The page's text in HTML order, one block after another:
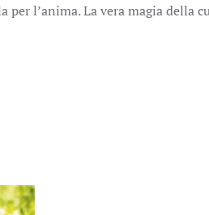
per l’anima. La vera magia della